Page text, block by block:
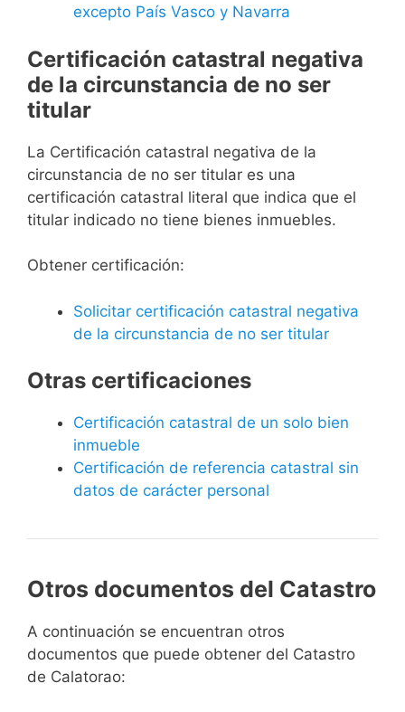
excepto País Vasco y Navarra
Certificación catastral negativa
de la circunstancia de no ser
titular
La Certificación catastral negativa de la
circunstancia de no ser titular es una
certificación catastral literal que indica que el
titular indicado no tiene bienes inmuebles.
Obtener certificación:
Solicitar certificación catastral negativa
de la circunstancia de no ser titular
Otras certificaciones
Certificación catastral de un solo bien
inmueble
Certificación de referencia catastral sin
datos de carácter personal
Otros documentos del Catastro
A continuación se encuentran otros
documentos que puede obtener del Catastro
de Calatorao: